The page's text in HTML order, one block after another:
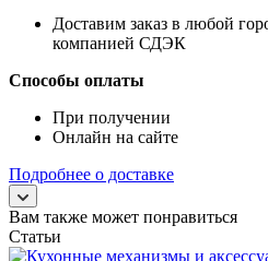
Доставим заказ в любой
компанией СДЭК
Способы оплаты
При получении
Онлайн на сайте
Подробнее о доставке
Вам также может понравиться
Статьи